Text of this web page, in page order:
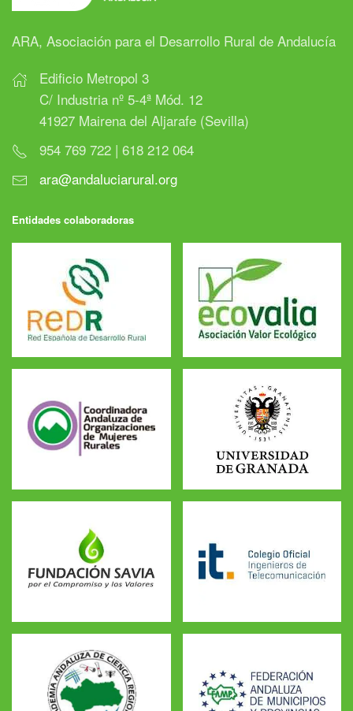
ARA, Asociación para el Desarrollo Rural de Andalucía
Edificio Metropol 3
C/ Industria nº 5-4ª Mód. 12
41927 Mairena del Aljarafe (Sevilla)
954 769 722 | 618 212 064
ara@andaluciarural.org
Entidades colaboradoras